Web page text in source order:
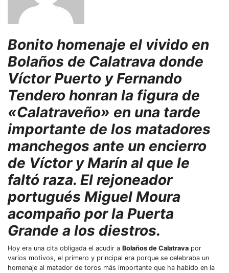
Bonito homenaje el vivido en
Bolaños de Calatrava donde
Víctor Puerto y Fernando
Tendero honran la figura de
«Calatraveño» en una tarde
importante de los matadores
manchegos ante un encierro
de Víctor y Marín al que le
faltó raza. El rejoneador
portugués Miguel Moura
acompaño por la Puerta
Grande a los diestros.
Hoy era una cita obligada el acudir a Bolaños de Calatrava por
varios motivos, el primero y principal era porque se celebraba un
homenaje al matador de toros más importante que ha habido en la